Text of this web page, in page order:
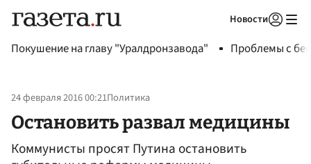
Новости
Покушение на главу "Уралдронзавода" Проблемы с
24 февраля 2016 00:21Политика
Остановить развал медицины
Коммунисты просят Путина остановить